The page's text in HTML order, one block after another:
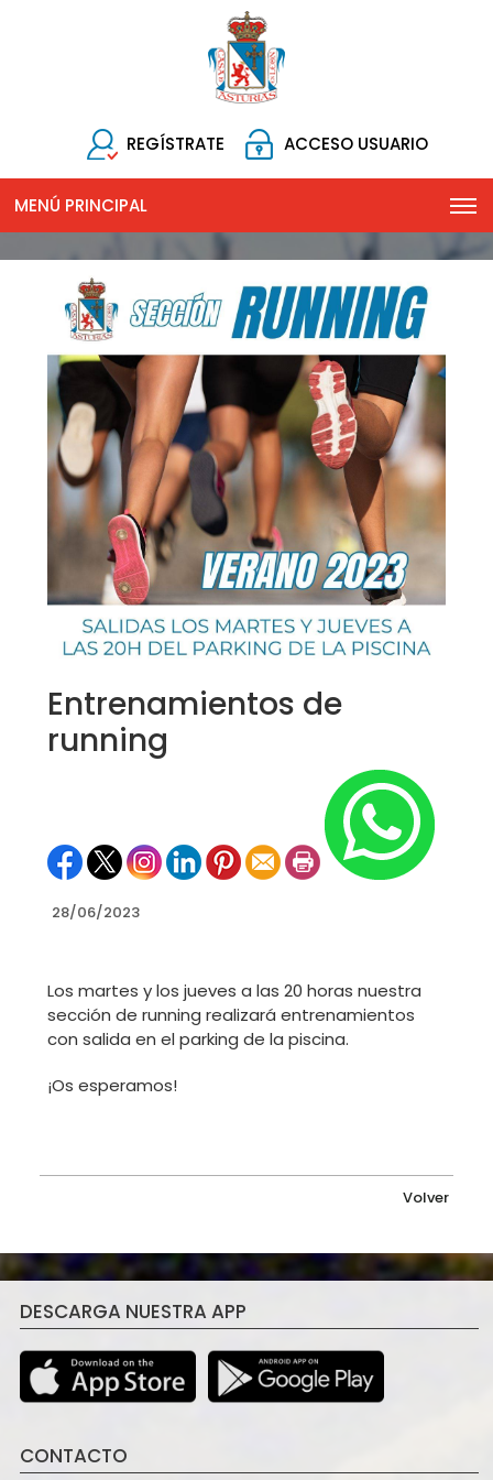
REGÍSTRATE ACCESO USUARIO
MENÚ PRINCIPAL
Entrenamientos de
running
28/06/2023
Los martes y los jueves a las 20 horas nuestra
sección de running realizará entrenamientos
con salida en el parking de la piscina.
¡Os esperamos!
Volver
DESCARGA NUESTRA APP
CONTACTO